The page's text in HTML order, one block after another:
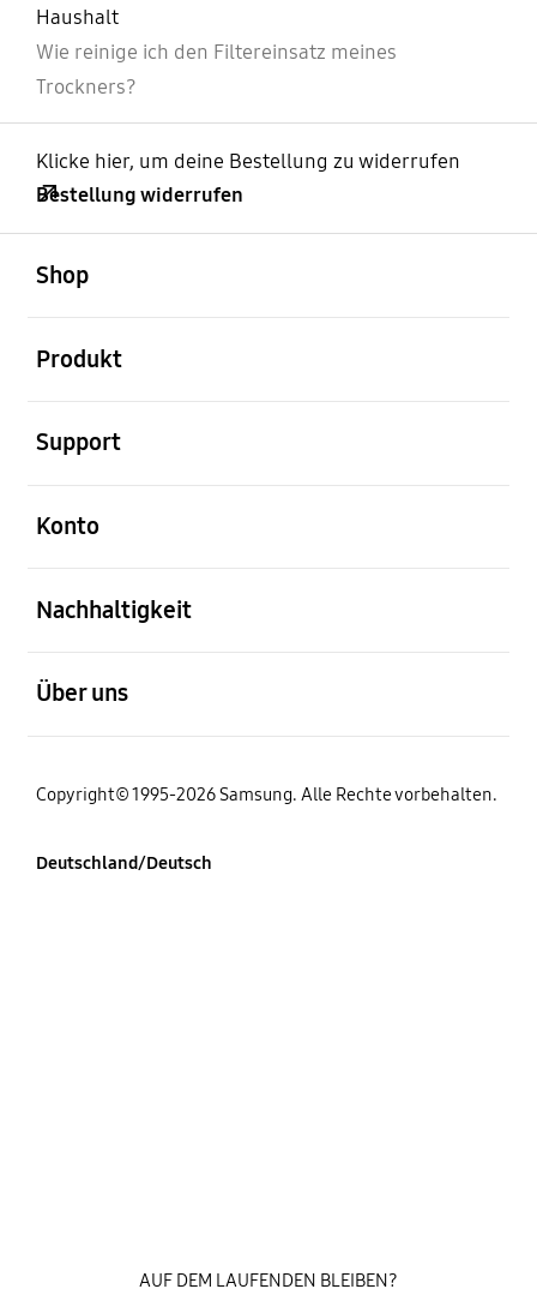
Haushalt
Wie reinige ich den Filtereinsatz meines
Trockners?
Klicke hier, um deine Bestellung zu widerrufen
Bestellung widerrufen
Shop
Produkt
Support
Konto
Nachhaltigkeit
Über uns
Copyright© 1995-2026 Samsung. Alle Rechte vorbehalten.
Deutschland/Deutsch
AUF DEM LAUFENDEN BLEIBEN?